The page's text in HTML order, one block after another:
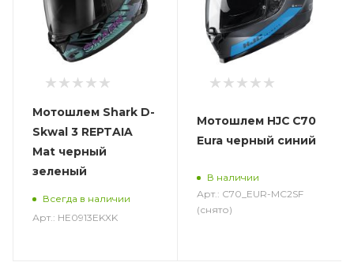
Мотошлем Shark D-
Skwal 3 REPTAIA
Mat черный
зеленый
Всегда в наличии
Арт.: HE0913EKXK
Мотошлем HJC C70
Eura черный синий
В наличии
Арт.: C70_EUR-MC2SF
(снято)